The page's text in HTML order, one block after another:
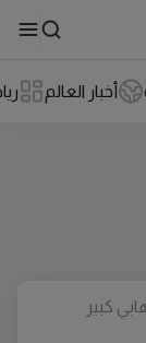
أخبار العالم
كبير